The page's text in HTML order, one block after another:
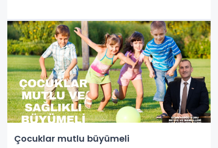
Çocuklar mutlu büyümeli